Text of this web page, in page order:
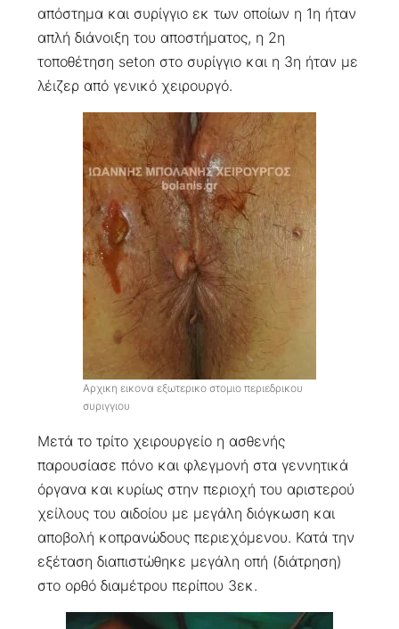
απόστημα και συρίγγιο εκ των οποίων η 1η ήταν
απλή διάνοιξη του αποστήματος, η 2η
τοποθέτηση seton στο συρίγγιο και η 3η ήταν με
λέιζερ από γενικό χειρουργό.
Αρχικη εικονα εξωτερικο στομιο περιεδρικου
συριγγιου
Μετά το τρίτο χειρουργείο η ασθενής
παρουσίασε πόνο και φλεγμονή στα γεννητικά
όργανα και κυρίως στην περιοχή του αριστερού
χείλους του αιδοίου με μεγάλη διόγκωση και
αποβολή κοπρανώδους περιεχόμενου. Κατά την
εξέταση διαπιστώθηκε μεγάλη οπή (διάτρηση)
στο ορθό διαμέτρου περίπου 3εκ.